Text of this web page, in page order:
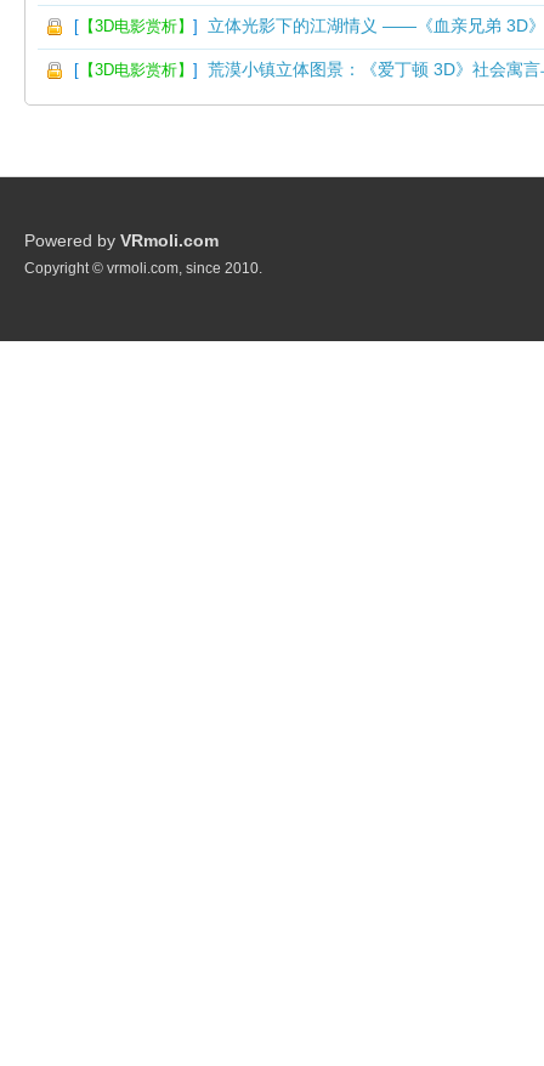
[ 【3D电影赏析】 ] 立体光影下的江湖情义 ——《血亲兄弟 3D
[ 【3D电影赏析】 ] 荒漠小镇立体图景：《爱丁顿 3D》社会寓
Powered by VRmoli.com
Copyright © vrmoli.com, since 2010.